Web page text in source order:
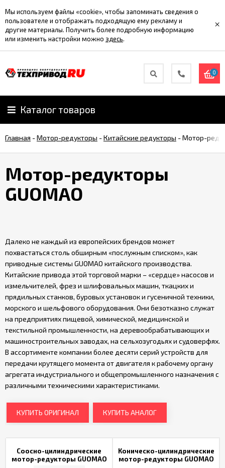
Мы используем файлы «cookie», чтобы запоминать сведения о
пользователе и отображать подходящую ему рекламу и
другие материалы. Получить более подробную информацию
или изменить настройки можно здесь.
×
0
Каталог товаров
Главная -Мотор-редукторы -Китайские редукторы -Мотор-
Мотор-редукторы
GUOMAO
Далеко не каждый из европейских брендов может
похвастаться столь обширным «послужным списком», как
приводные системы GUOMAO китайского производства.
Китайские привода этой торговой марки – «сердце» насосов и
измельчителей, фрез и шлифовальных машин, ткацких и
прядильных станков, буровых установок и гусеничной техники,
морского и шельфового оборудования. Они безотказно служат
на предприятиях пищевой, химической, медицинской и
текстильной промышленности, на деревообрабатывающих и
машиностроительных заводах, на сельхозугодьях и судоверфях.
В ассортименте компании более десяти серий устройств для
передачи крутящего момента от двигателя к рабочему органу
агрегата индустриального и общепромышленного назначения с
различными техническими характеристиками.
КУПИТЬ ОРИГИНАЛ КУПИТЬ АНАЛОГ
Соосно-цилиндрические
мотор-редукторы GUOMAO
Коническо-цилиндрические
мотор-редукторы GUOMAO